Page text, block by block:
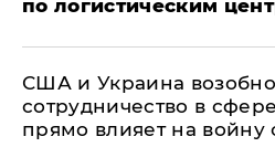
по логистическим
США и Украина
сотрудничество в
прямо влияет на войну